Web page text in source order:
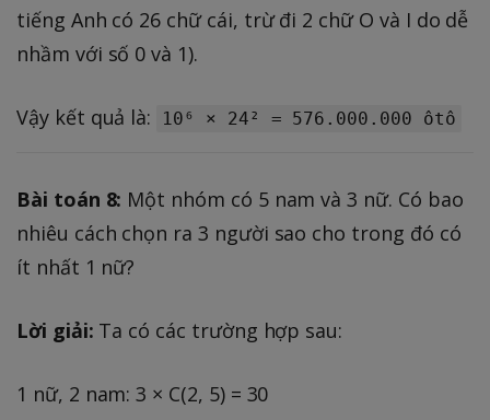
tiếng Anh có 26 chữ cái, trừ đi 2 chữ O và I do dễ
nhầm với số 0 và 1).
Vậy kết quả là: 10⁶ × 24² = 576.000.000 ôtô
Bài toán 8: Một nhóm có 5 nam và 3 nữ. Có bao
nhiêu cách chọn ra 3 người sao cho trong đó có
ít nhất 1 nữ?
Lời giải: Ta có các trường hợp sau:
1 nữ, 2 nam: 3 × C(2, 5) = 30